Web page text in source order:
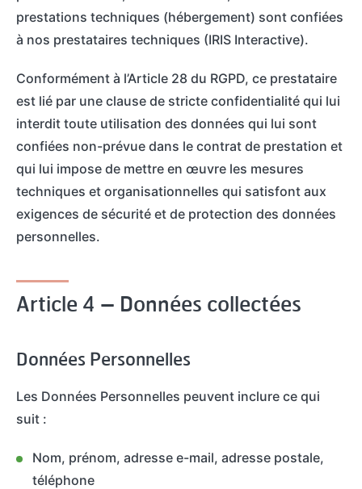
prestations techniques (hébergement) sont confiées
à nos prestataires techniques (IRIS Interactive).
Conformément à l’Article 28 du RGPD, ce prestataire
est lié par une clause de stricte confidentialité qui lui
interdit toute utilisation des données qui lui sont
confiées non-prévue dans le contrat de prestation et
qui lui impose de mettre en œuvre les mesures
techniques et organisationnelles qui satisfont aux
exigences de sécurité et de protection des données
personnelles.
Article 4 – Données collectées
Données Personnelles
Les Données Personnelles peuvent inclure ce qui
suit :
Nom, prénom, adresse e-mail, adresse postale,
téléphone